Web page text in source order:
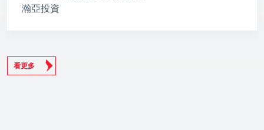
瀚亞投資
看更多